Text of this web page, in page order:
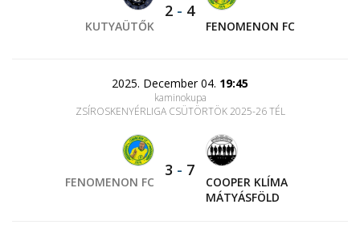
KUTYAÜTŐK
2 - 4
FENOMENON FC
2025. December 04. 19:45
kaminokupa
ZSÍROSKENYÉRLIGA CSÜTÖRTÖK 2025-26 TÉL
FENOMENON FC
3 - 7
COOPER KLÍMA
MÁTYÁSFÖLD